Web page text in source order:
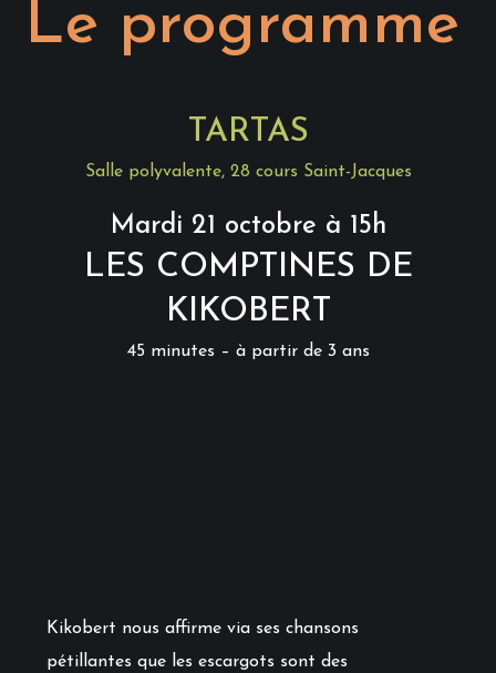
Le programme
TARTAS
Salle polyvalente, 28 cours Saint-Jacques
Mardi 21 octobre à 15h
LES COMPTINES DE
KIKOBERT
45 minutes – à partir de 3 ans
Kikobert nous affirme via ses chansons
pétillantes que les escargots sont des